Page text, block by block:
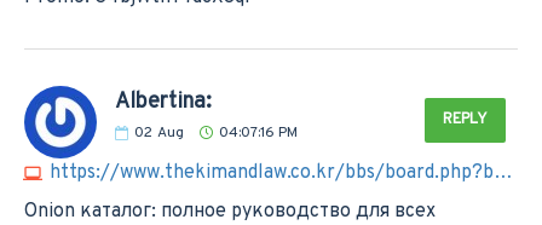
Albertina:
02 Aug 04:07:16 PM
https://www.thekimandlaw.co.kr/bbs/board.php?bo_table=success&wr_id=38473
REPLY
Onion каталог: полное руководство для всех